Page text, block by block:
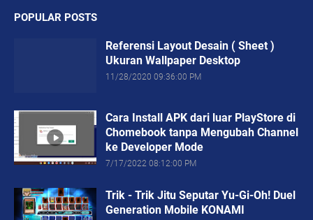
POPULAR POSTS
Referensi Layout Desain ( Sheet )
Ukuran Wallpaper Desktop
11/28/2020 09:36:00 PM
Cara Install APK dari luar PlayStore di
Chomebook tanpa Mengubah Channel
ke Developer Mode
7/17/2022 08:12:00 PM
Trik - Trik Jitu Seputar Yu-Gi-Oh! Duel
Generation Mobile KONAMI